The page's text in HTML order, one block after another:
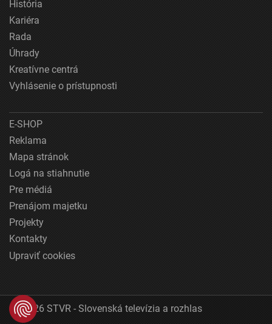
História
Kariéra
Rada
Úhrady
Kreatívne centrá
Vyhlásenie o prístupnosti
E-SHOP
Reklama
Mapa stránok
Logá na stiahnutie
Pre médiá
Prenájom majetku
Projekty
Kontakty
Upraviť cookies
© 2026 STVR - Slovenská televízia a rozhlas